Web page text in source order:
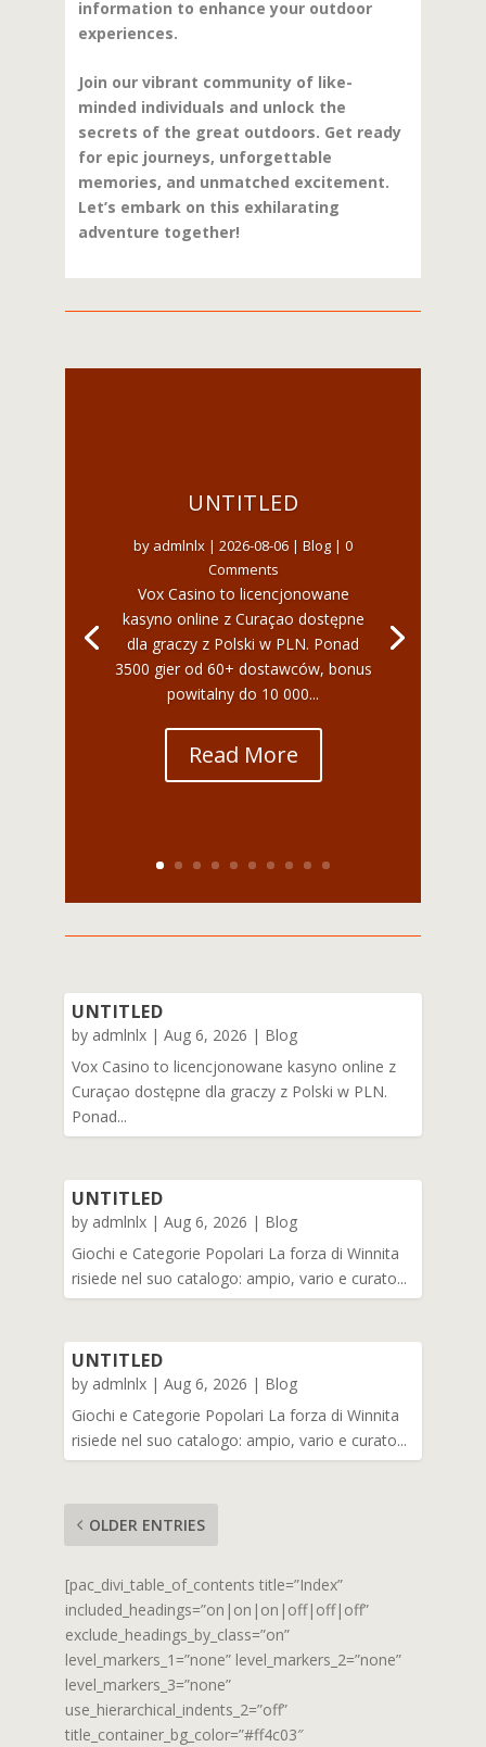
information to enhance your outdoor
experiences.
Join our vibrant community of like-
minded individuals and unlock the
secrets of the great outdoors. Get ready
for epic journeys, unforgettable
memories, and unmatched excitement.
Let’s embark on this exhilarating
adventure together!
UNTITLED
by admlnlx | 2026-08-06 | Blog | 0
Comments
Vox Casino to licencjonowane
kasyno online z Curaçao dostępne
dla graczy z Polski w PLN. Ponad
3500 gier od 60+ dostawców, bonus
powitalny do 10 000...
Read More
UNTITLED
by admlnlx |Aug 6, 2026 | Blog
Vox Casino to licencjonowane kasyno online z
Curaçao dostępne dla graczy z Polski w PLN.
Ponad...
UNTITLED
by admlnlx |Aug 6, 2026 | Blog
Giochi e Categorie Popolari La forza di Winnita
risiede nel suo catalogo: ampio, vario e curato...
UNTITLED
by admlnlx |Aug 6, 2026 | Blog
Giochi e Categorie Popolari La forza di Winnita
risiede nel suo catalogo: ampio, vario e curato...
OLDER ENTRIES
[pac_divi_table_of_contents title=”Index”
included_headings=”on|on|on|off|off|off”
exclude_headings_by_class=”on”
level_markers_1=”none” level_markers_2=”none”
level_markers_3=”none”
use_hierarchical_indents_2=”off”
title_container_bg_color=”#ff4c03″